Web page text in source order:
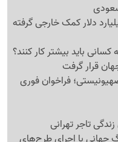
دلار کمک خارجی گرفته
باید بیشتر کار کنند؟
قرار گرفت
صهیونیستی؛ فراخوان فوری
تاجر تهرانی